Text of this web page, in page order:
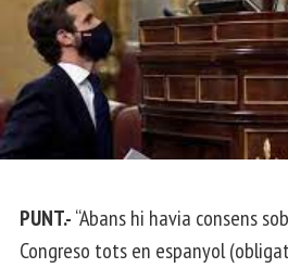
PUNT.-“Abans hi havia consens
Congreso tots en espanyol